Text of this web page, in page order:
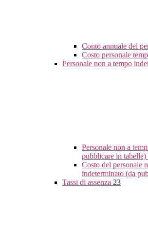
Conto annuale del
Costo personale
Personale non a tempo
Personale non a
pubblicare in tabelle)
Costo del personale
indeterminato (da
Tassi di assenza 23